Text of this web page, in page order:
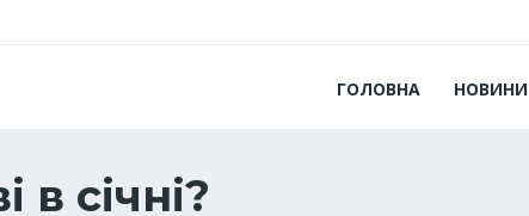
ГОЛОВНА НОВИНИ
в січні?